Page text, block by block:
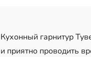
Кухонный гарнитур
и приятно проводить